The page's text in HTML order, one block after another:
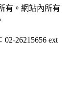
有。網站內所有
02-26215656 ext